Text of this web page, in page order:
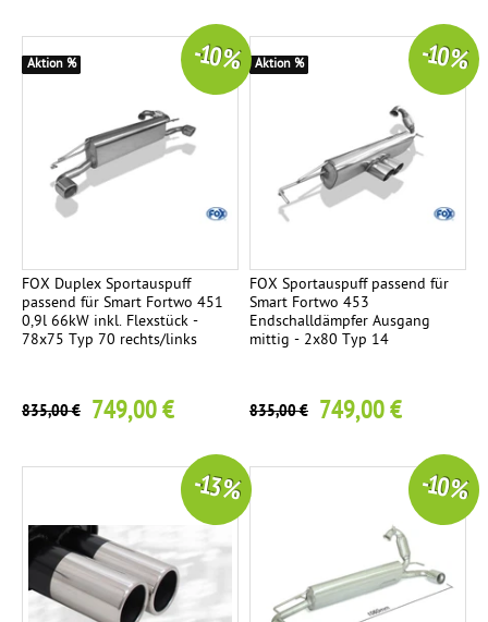
FOX Duplex Sportauspuff
passend für Smart Fortwo 451
0,9l 66kW inkl. Flexstück -
78x75 Typ 70 rechts/links
835,00 € 749,00 €
-10 %
Aktion %
FOX Sportauspuff passend für
Smart Fortwo 453
Endschalldämpfer Ausgang
mittig - 2x80 Typ 14
835,00 € 749,00 €
-10 %
Aktion %
-13 % -10 %